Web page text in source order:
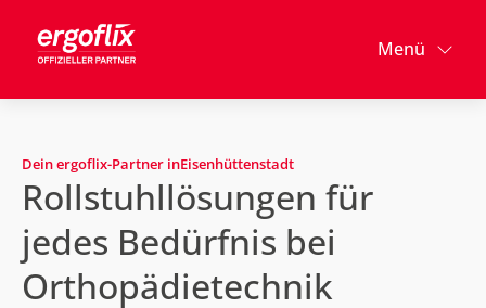
Menü
Dein ergoflix-Partner inEisenhüttenstadt
Rollstuhllösungen für
jedes Bedürfnis bei
Orthopädietechnik